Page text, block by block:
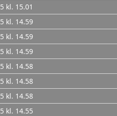
kl. 15.01
kl. 14.59
kl. 14.59
kl. 14.59
kl. 14.58
kl. 14.58
kl. 14.58
kl. 14.55